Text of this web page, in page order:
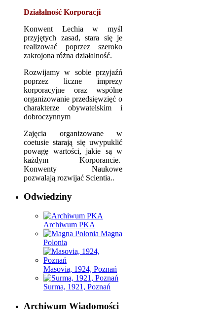
Działalność Korporacji
Konwent Lechia w myśl
przyjętych zasad, stara się je
realizować poprzez szeroko
zakrojona różna działalność.
Rozwijamy w sobie przyjaźń
poprzez liczne imprezy
korporacyjne oraz wspólne
organizowanie przedsięwzięć o
charakterze obywatelskim i
dobroczynnym
Zajęcia organizowane w
coetusie starają się uwypuklić
powagę wartości, jakie są w
każdym Korporancie.
Konwenty Naukowe
pozwalają rozwijać Scientia..
Odwiedziny
Archiwum PKA
Magna
Polonia
Masovia, 1924, Poznań
Surma, 1921, Poznań
Archiwum Wiadomości